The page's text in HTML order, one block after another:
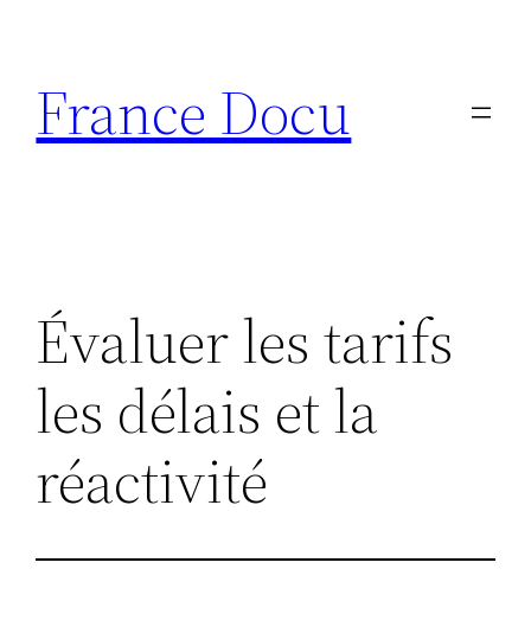
contenu
France Docu
Évaluer les tarifs
les délais et la
réactivité